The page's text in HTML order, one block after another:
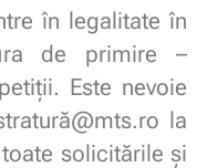
în legalitate în
de primire –
Este nevoie
la
solicitările și